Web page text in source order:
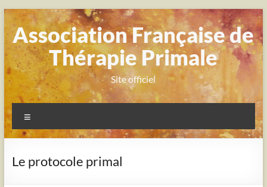
Aller
au
contenu
Association Française de
Thérapie Primale
Site officiel
Le protocole primal